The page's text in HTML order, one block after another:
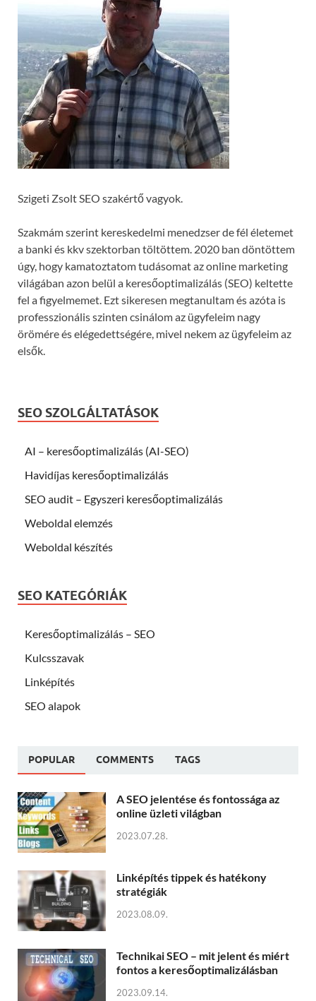
Szigeti Zsolt SEO szakértő vagyok.
Szakmám szerint kereskedelmi menedzser de fél életemet
a banki és kkv szektorban töltöttem. 2020 ban döntöttem
úgy, hogy kamatoztatom tudásomat az online marketing
világában azon belül a keresőoptimalizálás (SEO) keltette
fel a figyelmemet. Ezt sikeresen megtanultam és azóta is
professzionális szinten csinálom az ügyfeleim nagy
örömére és elégedettségére, mivel nekem az ügyfeleim az
elsők.
SEO SZOLGÁLTATÁSOK
AI – keresőoptimalizálás (AI-SEO)
Havidíjas keresőoptimalizálás
SEO audit – Egyszeri keresőoptimalizálás
Weboldal elemzés
Weboldal készítés
SEO KATEGÓRIÁK
Keresőoptimalizálás – SEO
Kulcsszavak
Linképítés
SEO alapok
POPULAR COMMENTS TAGS
A SEO jelentése és fontossága az
online üzleti világban
2023.07.28.
Linképítés tippek és hatékony
stratégiák
2023.08.09.
Technikai SEO – mit jelent és miért
fontos a keresőoptimalizálásban
2023.09.14.